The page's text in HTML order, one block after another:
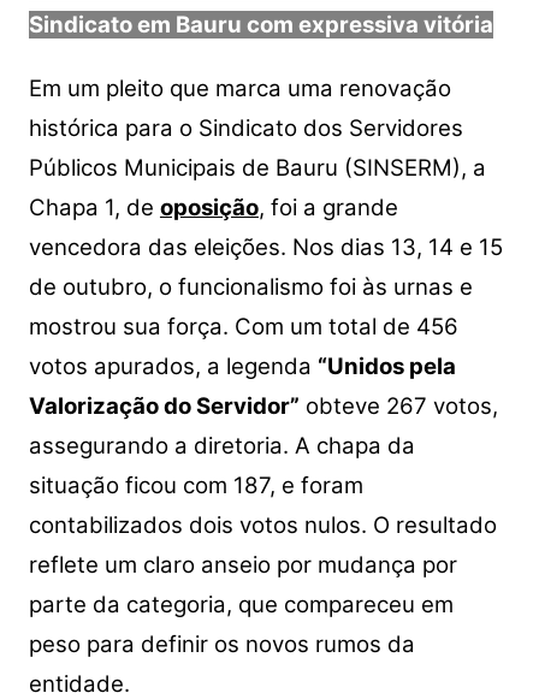
Sindicato em Bauru com expressiva vitória
Em um pleito que marca uma renovação
histórica para o Sindicato dos Servidores
Públicos Municipais de Bauru (SINSERM), a
Chapa 1, de oposição, foi a grande
vencedora das eleições. Nos dias 13, 14 e 15
de outubro, o funcionalismo foi às urnas e
mostrou sua força. Com um total de 456
votos apurados, a legenda “Unidos pela
Valorização do Servidor” obteve 267 votos,
assegurando a diretoria. A chapa da
situação ficou com 187, e foram
contabilizados dois votos nulos. O resultado
reflete um claro anseio por mudança por
parte da categoria, que compareceu em
peso para definir os novos rumos da
entidade.